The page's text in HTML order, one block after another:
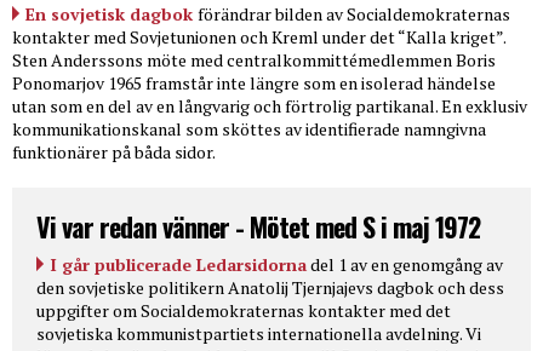
En sovjetisk dagbok förändrar bilden av Socialdemokraternas
kontakter med Sovjetunionen och Kreml under det “Kalla kriget”.
Sten Anderssons möte med centralkommittémedlemmen Boris
Ponomarjov 1965 framstår inte längre som en isolerad händelse
utan som en del av en långvarig och förtrolig partikanal. En exklusiv
kommunikationskanal som sköttes av identifierade namngivna
funktionärer på båda sidor.
Vi var redan vänner - Mötet med S i maj 1972
I går publicerade Ledarsidornadel 1 av en genomgång av
den sovjetiske politikern Anatolij Tjernjajevs dagbok och dess
uppgifter om Socialdemokraternas kontakter med det
sovjetiska kommunistpartiets internationella avdelning. Vi